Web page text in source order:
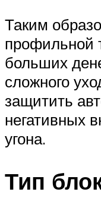
Таким
профильной
больших
сложного
защитить
негативных
угона.
Тип